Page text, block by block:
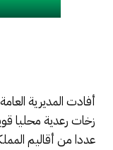
أفادت المديرية
زخات رعدية محليا
عددا من أقاليم